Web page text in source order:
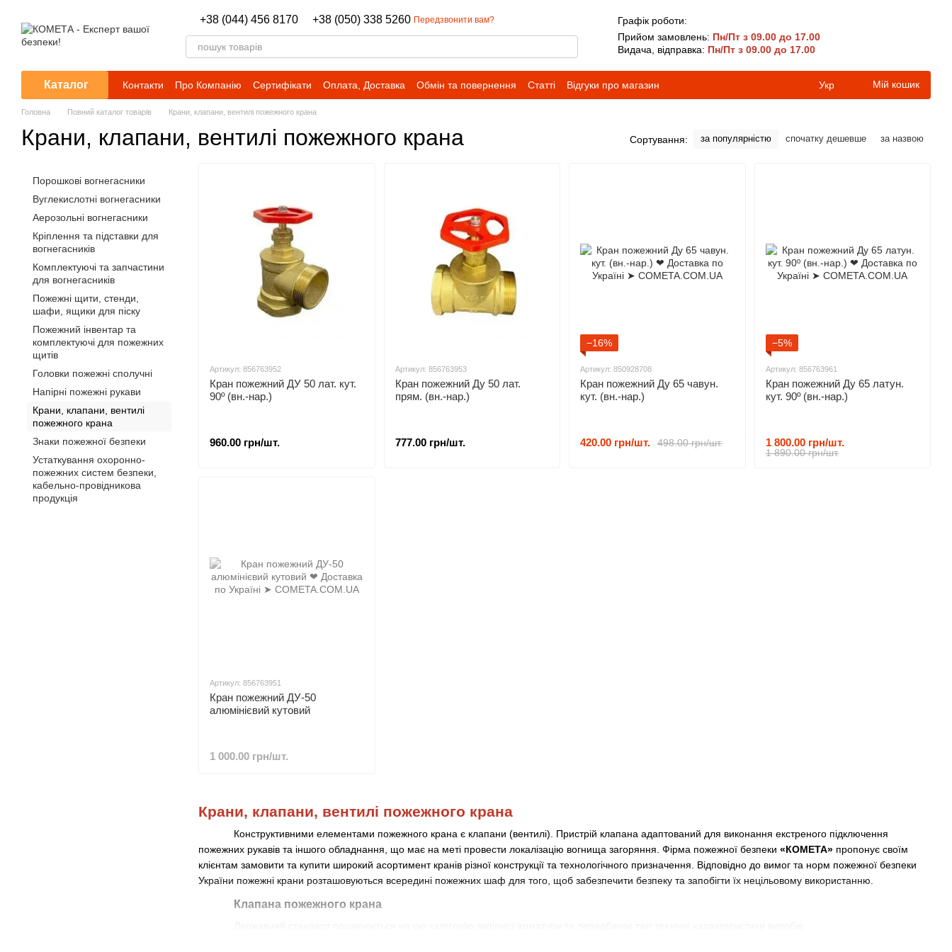
+38 (044) 456 8170 +38 (050) 338 5260 Передзвонити вам?
Графік роботи:
Прийом замовлень: Пн/Пт з 09.00 до 17.00
Видача, відправка: Пн/Пт з 09.00 до 17.00
Каталог Контакти Про Компанію Сертифікати Оплата, Доставка Обмін та повернення Статті Відгуки про магазин Укр Мій кошик
Головна Повний каталог товарів Крани, клапани, вентилі пожежного крана
Крани, клапани, вентилі пожежного крана Сортування: за популярністю спочатку дешевше за назвою
Крани, клапани, вентилі пожежного крана
Конструктивними елементами пожежного крана є клапани (вентилі). Пристрій клапана адаптований для виконання екстреного підключення
пожежних рукавів та іншого обладнання, що має на меті провести локалізацію вогнища загоряння. Фірма пожежної безпеки «КОМЕТА» пропонує своїм
клієнтам замовити та купити широкий асортимент кранів різної конструкції та технологічного призначення. Відповідно до вимог та норм пожежної безпеки
України пожежні крани розташовуються всередині пожежних шаф для того, щоб забезпечити безпеку та запобігти їх нецільовому використанню.
Клапана пожежного крана
Артикул: 856763952
Кран пожежний ДУ 50 лат. кут.
90º (вн.-нар.)
960.00 грн/шт.
Артикул: 856763953
Кран пожежний Ду 50 лат.
прям. (вн.-нар.)
777.00 грн/шт.
−16%
Артикул: 850928708
Кран пожежний Ду 65 чавун.
кут. (вн.-нар.)
498.00 грн/шт.
420.00 грн/шт.
−5%
Артикул: 856763961
Кран пожежний Ду 65 латун.
кут. 90º (вн.-нар.)
1 890.00 грн/шт.
1 800.00 грн/шт.
Артикул: 856763951
Кран пожежний ДУ-50
алюмінієвий кутовий
1 000.00 грн/шт.
Порошкові вогнегасники
Вуглекислотні вогнегасники
Аерозольні вогнегасники
Кріплення та підставки для
вогнегасників
Комплектуючі та запчастини
для вогнегасників
Пожежні щити, стенди,
шафи, ящики для піску
Пожежний інвентар та
комплектуючі для пожежних
щитів
Головки пожежні сполучні
Напірні пожежні рукави
Крани, клапани, вентилі
пожежного крана
Знаки пожежної безпеки
Устаткування охоронно-
пожежних систем безпеки,
кабельно-провідникова
продукція